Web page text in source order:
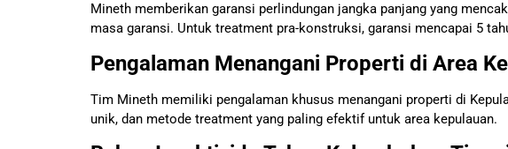
Mineth memberikan garansi perlindungan jangka panjang yang
masa garansi. Untuk treatment pra-konstruksi, garansi mencapai 5
Pengalaman Menangani Properti di Area
Tim Mineth memiliki pengalaman khusus menangani properti di
unik, dan metode treatment yang paling efektif untuk area kepulauan.